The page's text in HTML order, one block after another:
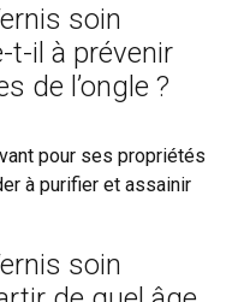
soin
t-il à prévenir
de l’ongle ?
pour ses propriétés
à purifier et assainir
soin